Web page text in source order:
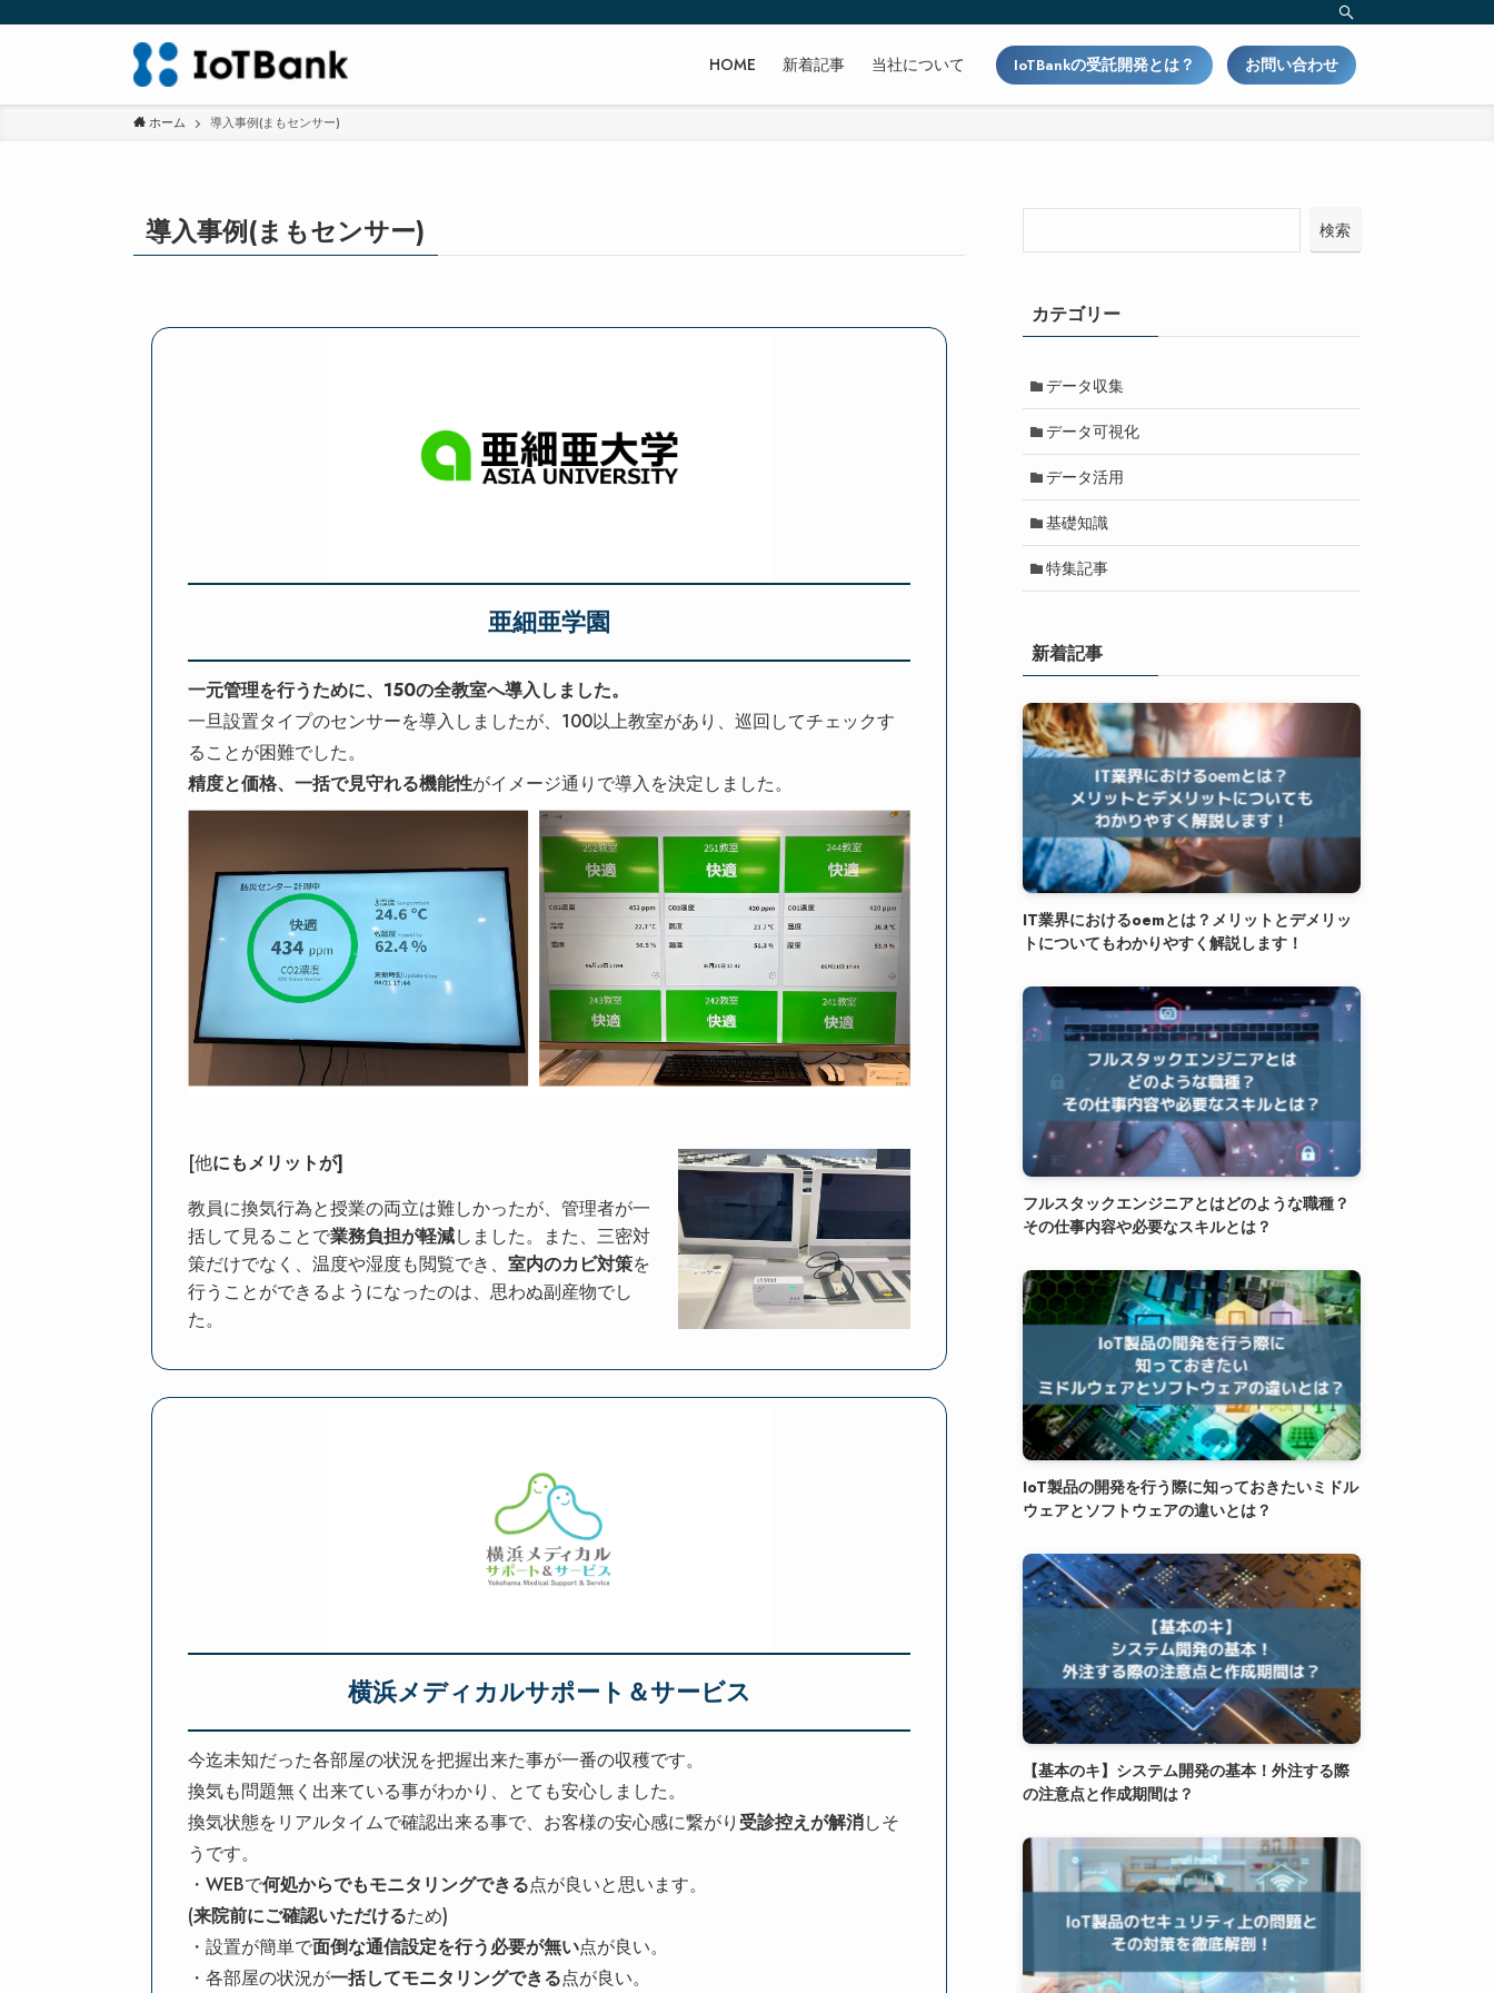
HOME 新着記事 当社について IoTBankの受託開発とは？ お問い合わせ
ホーム 導入事例(まもセンサー)
導入事例(まもセンサー)
亜細亜学園
一元管理を行うために、150の全教室へ導入しました。
一旦設置タイプのセンサーを導入しましたが、100以上教室があり、巡回してチェックす
ることが困難でした。
精度と価格、一括で見守れる機能性がイメージ通りで導入を決定しました。
[他にもメリットが]
教員に換気行為と授業の両立は難しかったが、管理者が一
括して見ることで業務負担が軽減しました。また、三密対
策だけでなく、温度や湿度も閲覧でき、 室内のカビ対策を
行うことができるようになったのは、思わぬ副産物でし
た。
横浜メディカルサポート＆サービス
今迄未知だった各部屋の状況を把握出来た事が一番の収穫です。
換気も問題無く出来ている事がわかり、とても安心しました。
換気状態をリアルタイムで確認出来る事で、お客様の安心感に繋がり受診控えが解消しそ
うです。
・WEBで何処からでもモニタリングできる点が良いと思います。
(来院前にご確認いただけるため)
・設置が簡単で面倒な通信設定を行う必要が無い点が良い。
・各部屋の状況が一括してモニタリングできる点が良い。
検索
カテゴリー
データ収集
データ可視化
データ活用
基礎知識
特集記事
新着記事
IT業界におけるoemとは？メリットとデメリッ
トについてもわかりやすく解説します！
フルスタックエンジニアとはどのような職種？
その仕事内容や必要なスキルとは？
IoT製品の開発を行う際に知っておきたいミドル
ウェアとソフトウェアの違いとは？
【基本のキ】システム開発の基本！外注する際
の注意点と作成期間は？